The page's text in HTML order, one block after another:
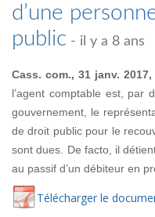
d’une
public - il y a 8 ans
Cass. com., 31 janv. 2017,
l’agent comptable est, par
gouvernement, le
de droit public pour le
sont dues. De facto, il
au passif d’un débiteur en
Télécharger le